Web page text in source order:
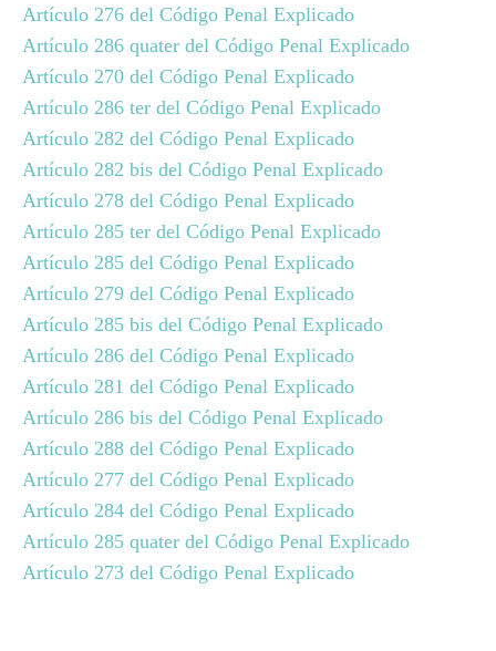
Artículo 276 del Código Penal Explicado
Artículo 286 quater del Código Penal Explicado
Artículo 270 del Código Penal Explicado
Artículo 286 ter del Código Penal Explicado
Artículo 282 del Código Penal Explicado
Artículo 282 bis del Código Penal Explicado
Artículo 278 del Código Penal Explicado
Artículo 285 ter del Código Penal Explicado
Artículo 285 del Código Penal Explicado
Artículo 279 del Código Penal Explicado
Artículo 285 bis del Código Penal Explicado
Artículo 286 del Código Penal Explicado
Artículo 281 del Código Penal Explicado
Artículo 286 bis del Código Penal Explicado
Artículo 288 del Código Penal Explicado
Artículo 277 del Código Penal Explicado
Artículo 284 del Código Penal Explicado
Artículo 285 quater del Código Penal Explicado
Artículo 273 del Código Penal Explicado